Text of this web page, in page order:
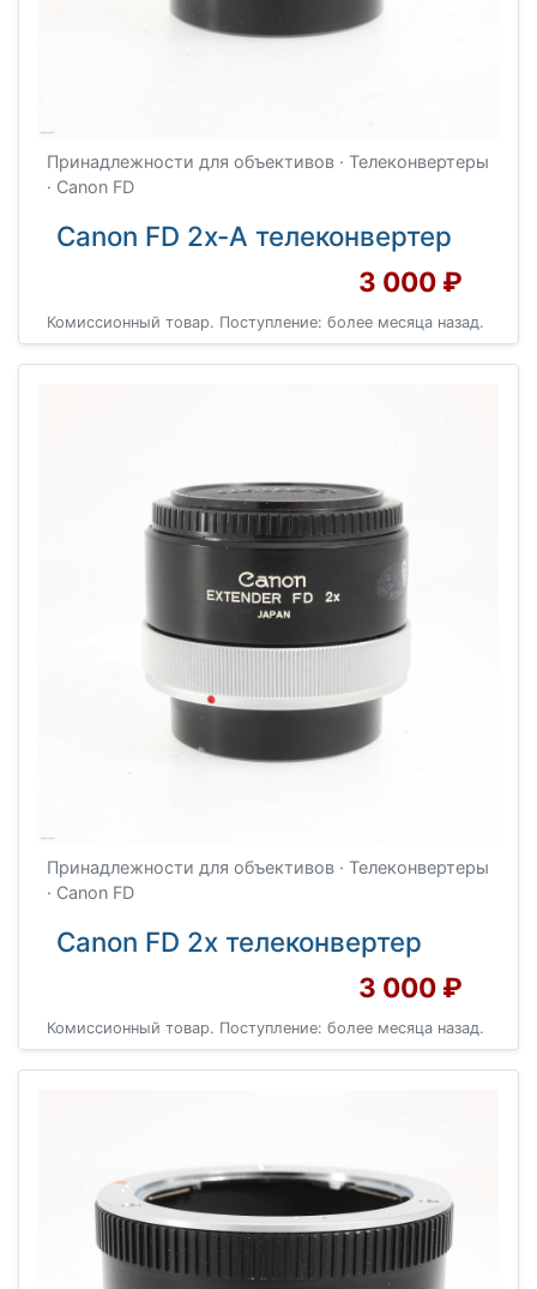
Принадлежности для объективов · Телеконвертеры
· Canon FD
Canon FD 2x-A телеконвертер
3 000 ₽
Комиссионный товар. Поступление: более месяца назад.
Принадлежности для объективов · Телеконвертеры
· Canon FD
Canon FD 2x телеконвертер
3 000 ₽
Комиссионный товар. Поступление: более месяца назад.